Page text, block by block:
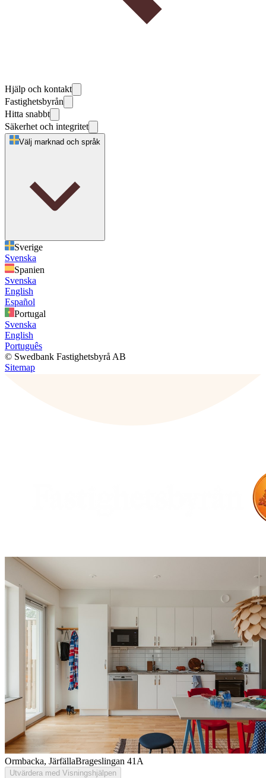
Hjälp och kontakt
Fastighetsbyrån
Hitta snabbt
Säkerhet och integritet
Välj marknad och språk
Sverige
Svenska
Spanien
Svenska
English
Español
Portugal
Svenska
English
Português
© Swedbank Fastighetsbyrå AB
Sitemap
Ormbacka, JärfällaBrageslingan 41A
Utvärdera med Visningshjälpen